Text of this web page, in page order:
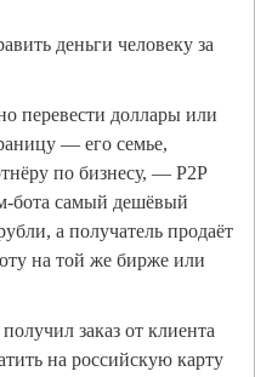
деньги человеку за
перевести доллары или
— его семье,
по бизнесу, — P2P
бота самый дешёвый
а получатель продаёт
на той же бирже или
заказ от клиента
на российскую карту